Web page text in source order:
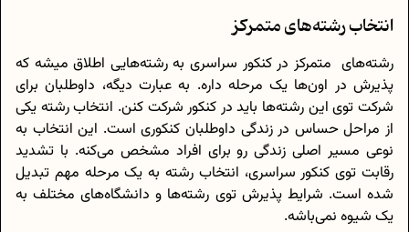
انتخاب رشته‌های متمرکز
رشته‌های متمرکز در کنکور سراسری به رشته‌هایی اطلاق میشه که
پذیرش در اون‌ها یک مرحله داره. به عبارت دیگه، داوطلبان برای
شرکت توی این رشته‌ها باید در کنکور شرکت کنن. انتخاب رشته یکی
از مراحل حساس در زندگی داوطلبان کنکوری است. این انتخاب به
نوعی مسیر اصلی زندگی رو برای افراد مشخص می‌کنه. با تشدید
رقابت توی کنکور سراسری، انتخاب رشته به یک مرحله مهم تبدیل
شده است. شرایط پذیرش توی رشته‌ها و دانشگاه‌های مختلف به
یک شیوه نمی‌باشه.